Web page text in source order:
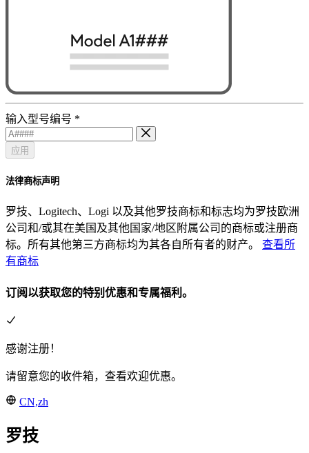
输入型号编号 *
应用
法律商标声明
罗技、Logitech、Logi 以及其他罗技商标和标志均为罗技欧洲
公司和/或其在美国及其他国家/地区附属公司的商标或注册商
标。所有其他第三方商标均为其各自所有者的财产。 查看所
有商标
订阅以获取您的特别优惠和专属福利。
感谢注册！
请留意您的收件箱，查看欢迎优惠。
CN,zh
罗技